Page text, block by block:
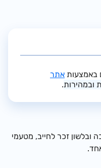
אתר
.
זכר לחייב, מטעמי